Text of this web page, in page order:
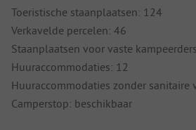
Toeristische staanplaatsen: 124
Verkavelde percelen: 46
Staanplaatsen voor vaste
Huuraccommodaties: 12
Huuraccommodaties zonder sanitaire
Camperstop: beschikbaar